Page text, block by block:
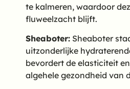
te kalmeren, waardoor
fluweelzacht blijft.
Sheaboter: Sheaboter
uitzonderlijke
bevordert de elasticiteit
algehele gezondheid van